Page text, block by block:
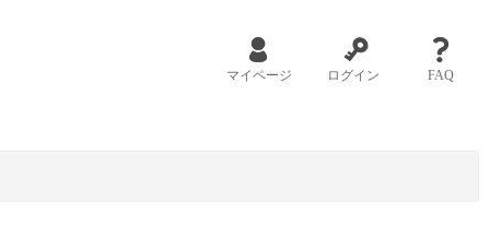
マイページ ログイン FAQ